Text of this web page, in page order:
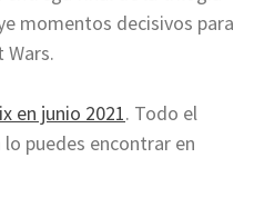
momentos decisivos para
Wars.
en junio 2021. Todo el
puedes encontrar en